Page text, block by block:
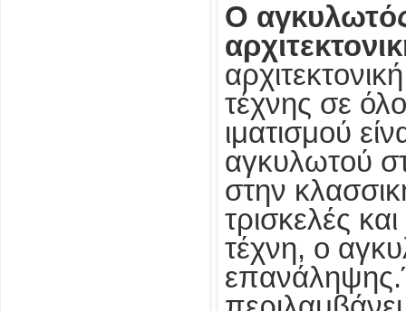
Ο
τέχνης σε
ιματισμού
αγκυλωτού
στην
τρισκελές
τέχνη, ο